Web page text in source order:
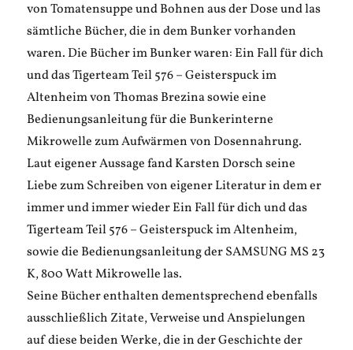
von Tomatensuppe und Bohnen aus der Dose und las
sämtliche Bücher, die in dem Bunker vorhanden
waren. Die Bücher im Bunker waren: Ein Fall für dich
und das Tigerteam Teil 576 – Geisterspuck im
Altenheim von Thomas Brezina sowie eine
Bedienungsanleitung für die Bunkerinterne
Mikrowelle zum Aufwärmen von Dosennahrung.
Laut eigener Aussage fand Karsten Dorsch seine
Liebe zum Schreiben von eigener Literatur in dem er
immer und immer wieder Ein Fall für dich und das
Tigerteam Teil 576 – Geisterspuck im Altenheim,
sowie die Bedienungsanleitung der SAMSUNG MS 23
K, 800 Watt Mikrowelle las.
Seine Bücher enthalten dementsprechend ebenfalls
ausschließlich Zitate, Verweise und Anspielungen
auf diese beiden Werke, die in der Geschichte der